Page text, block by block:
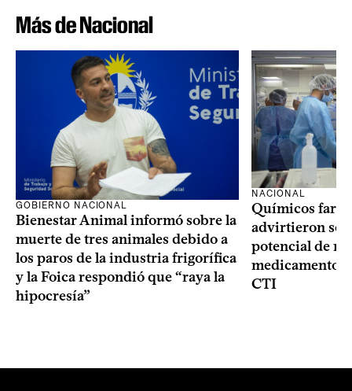
Más de Nacional
GOBIERNO NACIONAL
Bienestar Animal informó sobre la
muerte de tres animales debido a
los paros de la industria frigorífica
y la Foica respondió que “raya la
hipocresía”
NACIONAL
Químicos
advirtieron
potencial de
medicamentos
CTI